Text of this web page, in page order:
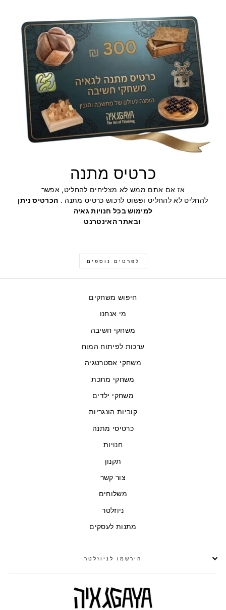
כרטיס מתנה
אז אם אתם ממש לא מצליחים להחליט, אפשר
להחליט לא להחליט ופשוט לרכוש כרטיס מתנה . הכרטיס ניתן
למימוש בכל חנויות גאיה
לפרטים נוספים
חיפוש משחקים
מי אנחנו
משחקי חשיבה
ערכות לפיתוח המוח
משחקי אסטרטגיה
משחקי מתכת
משחקי ילדים
קוביות הונגריות
כרטיסי מתנה
חנויות
תקנון
צור קשר
משלוחים
ניוזלטר
מתנות לעסקים
הירשמו לניוזלטר